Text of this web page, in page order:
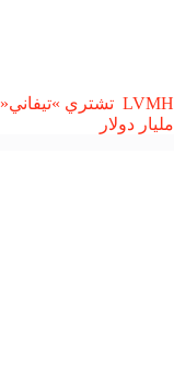
مليار دولار